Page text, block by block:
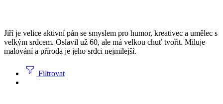
Jiří je velice aktivní pán se smyslem pro humor, kreativec a umělec s
velkým srdcem. Oslavil už 60, ale má velkou chuť tvořit. Miluje
malování a příroda je jeho srdci nejmilejší.
Filtrovat